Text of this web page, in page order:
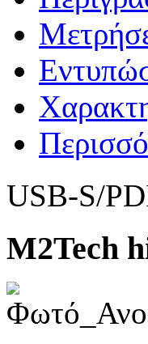
USB-S/
M2Tech